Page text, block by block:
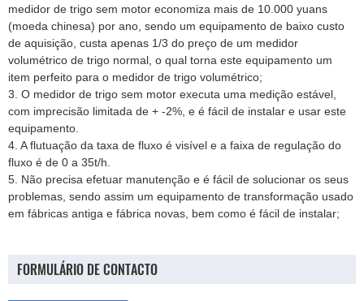
medidor de trigo sem motor economiza mais de 10.000 yuans
(moeda chinesa) por ano, sendo um equipamento de baixo custo
de aquisição, custa apenas 1/3 do preço de um medidor
volumétrico de trigo normal, o qual torna este equipamento um
item perfeito para o medidor de trigo volumétrico;
3. O medidor de trigo sem motor executa uma medição estável,
com imprecisão limitada de + -2%, e é fácil de instalar e usar este
equipamento.
4. A flutuação da taxa de fluxo é visível e a faixa de regulação do
fluxo é de 0 a 35t/h.
5. Não precisa efetuar manutenção e é fácil de solucionar os seus
problemas, sendo assim um equipamento de transformação usado
em fábricas antiga e fábrica novas, bem como é fácil de instalar;
FORMULÁRIO DE CONTACTO